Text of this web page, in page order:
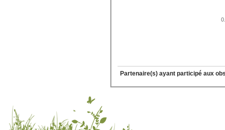
Partenaire(s) ayant participé aux